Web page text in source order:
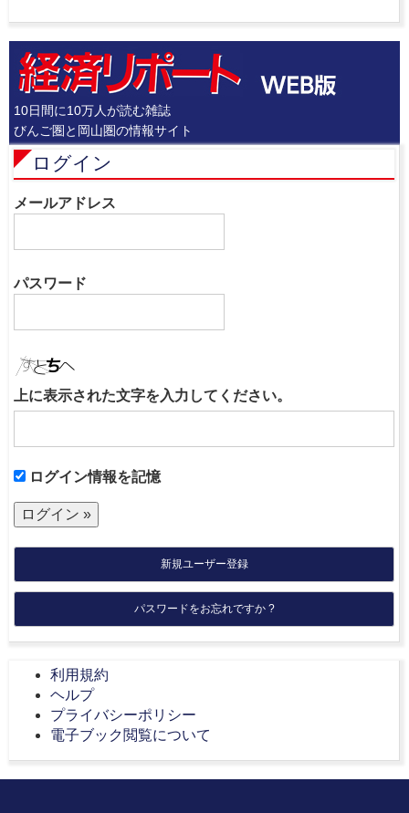
10日間に10万人が読む雑誌
びんご圏と岡山圏の情報サイト
ログイン
メールアドレス
パスワード
上に表示された文字を入力してください。
ログイン情報を記憶
新規ユーザー登録
パスワードをお忘れですか ?
利用規約
ヘルプ
プライバシーポリシー
電子ブック閲覧について